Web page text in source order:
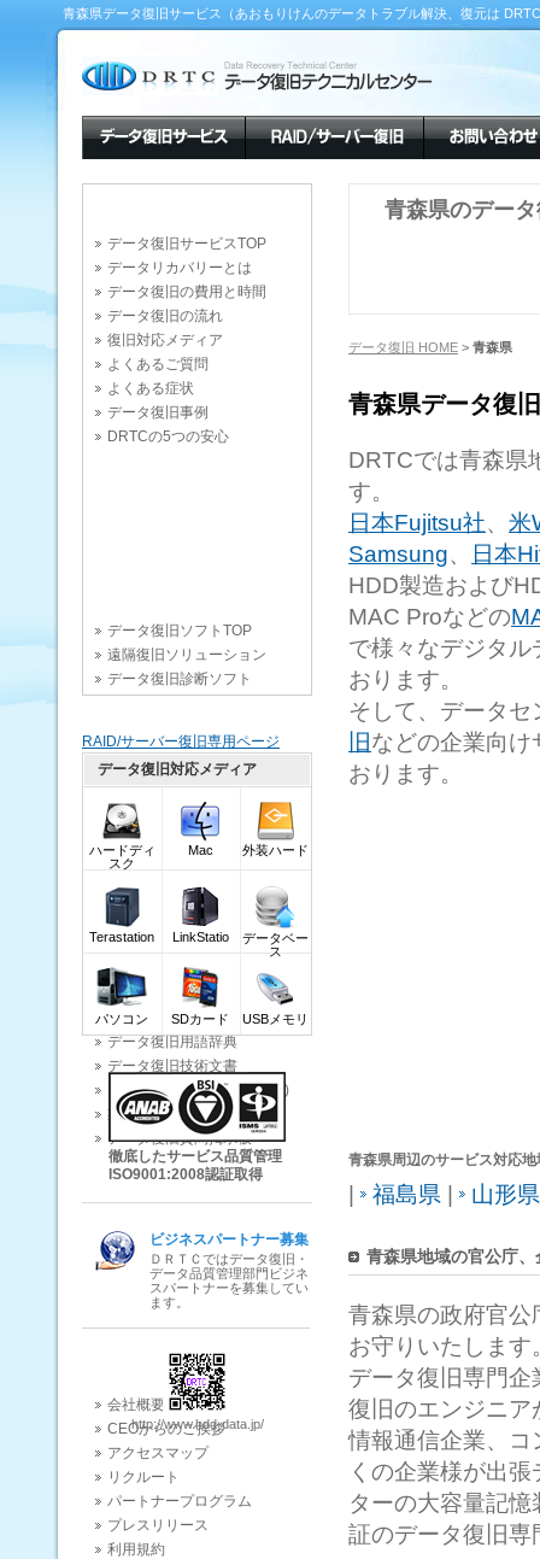
青森県データ復旧サービス（あおもりけんのデータトラブル解決、復元は
データ復旧サービスTOP
データリカバリーとは
データ復旧の費用と時間
データ復旧の流れ
復旧対応メディア
よくあるご質問
よくある症状
データ復旧事例
DRTCの5つの安心
データ復旧ソフトTOP
遠隔復旧ソリューション
データ復旧診断ソフト
HDDクリニック
データ復旧用語辞典
データ復旧技術文書
ダウンロード(DOWNLOAD)
業界関連ニュース
データ復旧質問掲示板
会社概要
CEOからのご挨拶
アクセスマップ
リクルート
パートナープログラム
プレスリリース
利用規約
青森県のデー
データ復旧 HOME > 青森県
青森県データ復
DRTCでは青森県
す。
日本Fujitsu社、 米
Samsung、
日本
HDD製造および
MAC Proなどの
で様々なデジタ
おります。
そして、データ
旧などの企業向
おります。
青森県周辺のサービス対応地
福島県 山形県
青森県地域の官公庁
青森県の政府官公
お守りいたします
データ復旧専門
復旧のエンジニア
情報通信企業、コ
くの企業様が出
ターの大容量記
証のデータ復旧
RAID/サーバー復旧専用ページ
データ復旧対応メディア
ハードディ
スク
Mac 外装ハード
Terastation LinkStatio
データベー
ス
パソコン SDカード USBメモリ
徹底したサービス品質管理
ISO9001:2008認証取得
ビジネスパートナー募集
ＤＲＴＣではデータ復旧・
データ品質管理部門ビジネ
スパートナーを募集してい
ます。
http://www.hdd-data.jp/